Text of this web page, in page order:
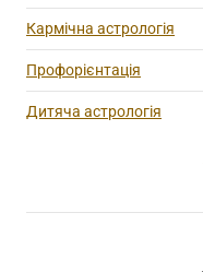
Кармічна астрологія
Профорієнтація
Дитяча астрологія